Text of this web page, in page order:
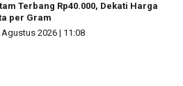
Terbang Rp40.000, Dekati Harga
per Gram
2026 | 11:08